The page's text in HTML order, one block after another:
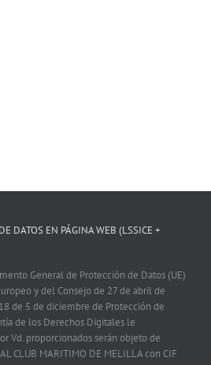
DATOS EN PÁGINA WEB (LSSICE +
General de Protección de Datos (UE)
y del Consejo de 27 de abril de
de 5 de diciembre de Protección de
de los Derechos Digitales le
Vd. proporcionados serán objeto de
CLUB MARITIMO DE MELILLA con CIF